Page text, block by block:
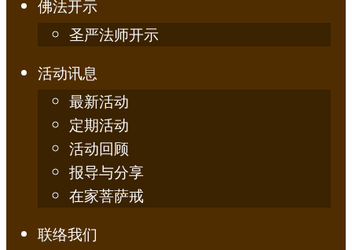
佛法开示
圣严法师开示
活动讯息
最新活动
定期活动
活动回顾
报导与分享
在家菩萨戒
联络我们